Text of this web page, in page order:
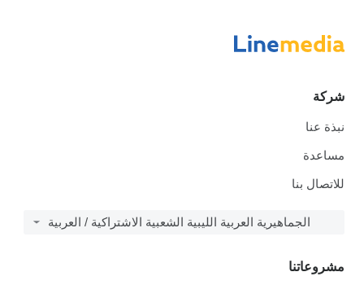
شركة
نبذة عنا
مساعدة
للاتصال بنا
الجماهيرية العربية الليبية الشعبية الاشتراكية / العربية
مشروعاتنا